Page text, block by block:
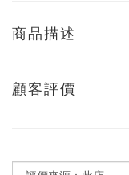
商品描述
顧客評價